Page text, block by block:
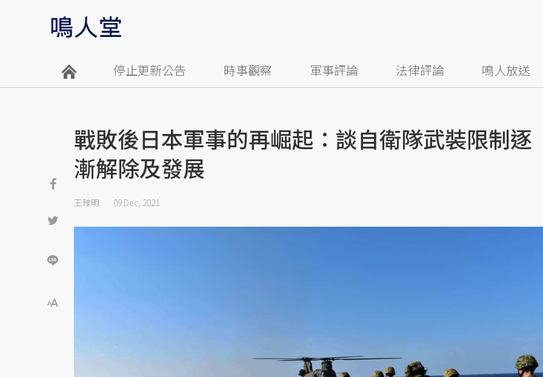
停止更新公告 時事觀察 軍事評論 法律評論 鳴人放送
戰敗後日本軍事的再崛起：談自衛隊武裝限制逐
漸解除及發展
王臻明 09 Dec, 2021